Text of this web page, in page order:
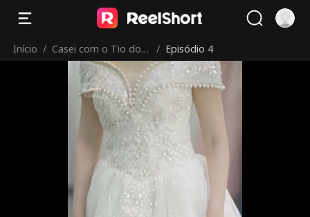
Início / Casei com o Tio do
Meu Ex
/ Episódio 4